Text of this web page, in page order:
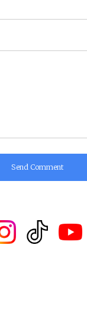
Send Comment